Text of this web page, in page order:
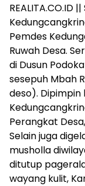
REALITA.CO.ID
Pemdes
Ruwah Desa.
di Dusun
sesepuh Mbah
deso). Dipimpin
Perangkat
Selain juga
musholla
ditutup
wayang kulit,